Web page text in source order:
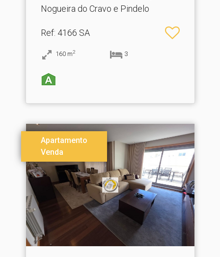
Nogueira do Cravo e Pindelo
Ref: 4166 SA
160 m2 3
Apartamento
Venda